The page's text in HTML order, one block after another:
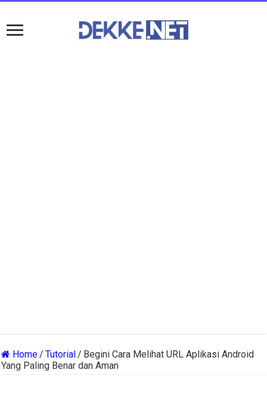
Home/ Tutorial/ Begini Cara Melihat URL Aplikasi Android
Yang Paling Benar dan Aman